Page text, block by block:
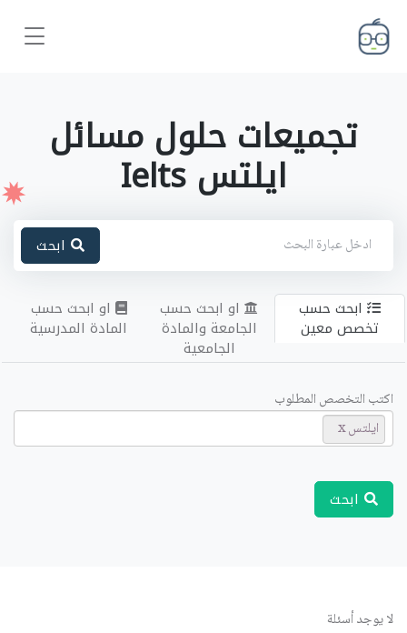
تجميعات حلول مسائل
ايلتس Ielts
ابحث
ابحث حسب
تخصص معين
او ابحث حسب
الجامعة والمادة
الجامعية
او ابحث حسب
المادة المدرسية
اكتب التخصص المطلوب
ايلتس
ابحث
لا يوجد أسئلة